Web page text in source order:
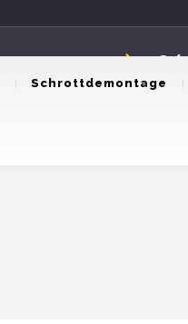
Schrottdemontage